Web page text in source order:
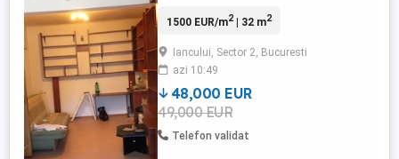
in valoare de 100 lei cu documente de
aceasta suma se scade din comision.
1500 EUR/m2| 32 m2
Iancului, Sector 2, Bucuresti
azi 10:49
48,000 EUR
49,000 EUR
Telefon validat